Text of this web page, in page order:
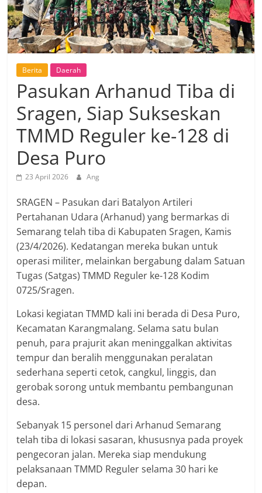
Berita Daerah
Pasukan Arhanud Tiba di
Sragen, Siap Sukseskan
TMMD Reguler ke-128 di
Desa Puro
23 April 2026 Ang
SRAGEN – Pasukan dari Batalyon Artileri
Pertahanan Udara (Arhanud) yang bermarkas di
Semarang telah tiba di Kabupaten Sragen, Kamis
(23/4/2026). Kedatangan mereka bukan untuk
operasi militer, melainkan bergabung dalam Satuan
Tugas (Satgas) TMMD Reguler ke-128 Kodim
0725/Sragen.
Lokasi kegiatan TMMD kali ini berada di Desa Puro,
Kecamatan Karangmalang. Selama satu bulan
penuh, para prajurit akan meninggalkan aktivitas
tempur dan beralih menggunakan peralatan
sederhana seperti cetok, cangkul, linggis, dan
gerobak sorong untuk membantu pembangunan
desa.
Sebanyak 15 personel dari Arhanud Semarang
telah tiba di lokasi sasaran, khususnya pada proyek
pengecoran jalan. Mereka siap mendukung
pelaksanaan TMMD Reguler selama 30 hari ke
depan.